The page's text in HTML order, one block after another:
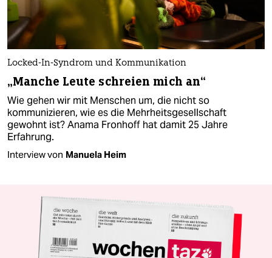
Locked-In-Syndrom und Kommunikation
„Manche Leute schreien mich an“
Wie gehen wir mit Menschen um, die nicht so
kommunizieren, wie es die Mehrheitsgesellschaft
gewohnt ist? Anama Fronhoff hat damit 25 Jahre
Erfahrung.
Interview von Manuela Heim